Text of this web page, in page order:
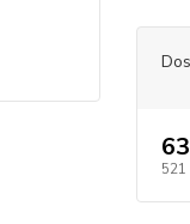
521